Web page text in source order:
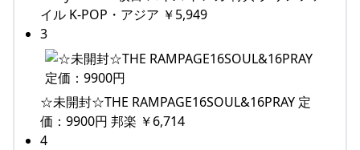
イル K-POP・アジア ￥5,949
3
☆未開封☆THE RAMPAGE16SOUL&16PRAY 定
価：9900円 邦楽 ￥6,714
4